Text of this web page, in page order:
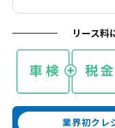
リース料
業界初クレ